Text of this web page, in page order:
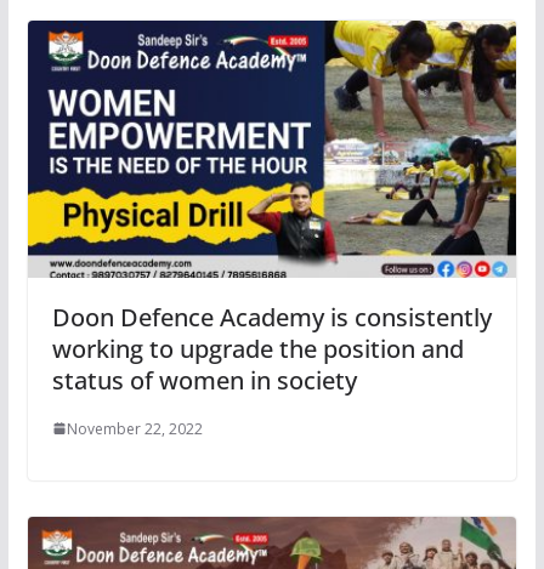
Doon Defence Academy is consistently
working to upgrade the position and
status of women in society
November 22, 2022